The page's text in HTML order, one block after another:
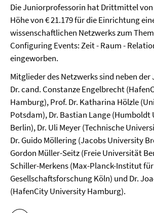
Die Juniorprofessorin hat Drittmittel von
Höhe von € 21.179 für die Einrichtung
wissenschaftlichen Netzwerks zum
Configuring Events: Zeit - Raum -
eingeworben.
Mitglieder des Netzwerks sind neben
Dr. cand. Constanze Engelbrecht
Hamburg), Prof. Dr. Katharina Hölzle
Potsdam), Dr. Bastian Lange
Berlin), Dr. Uli Meyer (Technische
Dr. Guido Möllering(Jacobs University
Gordon Müller-Seitz (Freie Universität
Schiller-Merkens (Max-Planck-Institut für
Gesellschaftsforschung Köln) und Dr.
(HafenCity University Hamburg).